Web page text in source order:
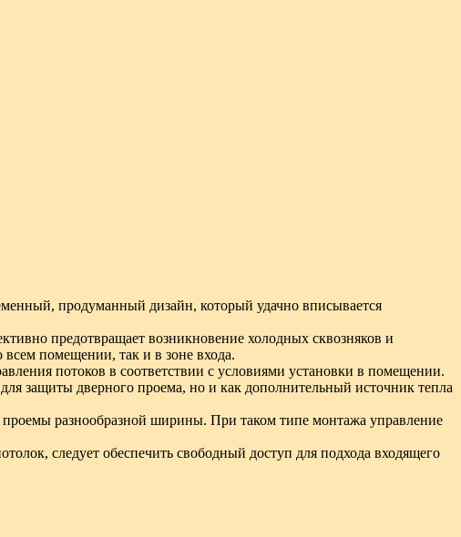
продуманный дизайн, который удачно вписывается
предотвращает возникновение холодных сквозняков и
помещении, так и в зоне входа.
потоков в соответствии с условиями установки в помещении.
защиты дверного проема, но и как дополнительный источник тепла
проемы разнообразной ширины. При таком типе монтажа управление
следует обеспечить свободный доступ для подхода входящего